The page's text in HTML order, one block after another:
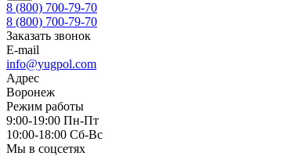
8 (800) 700-79-70
8 (800) 700-79-70
Заказать звонок
E-mail
info@yugpol.com
Адрес
Воронеж
Режим работы
9:00-19:00 Пн-Пт
10:00-18:00 Cб-Вс
Мы в соцсетях